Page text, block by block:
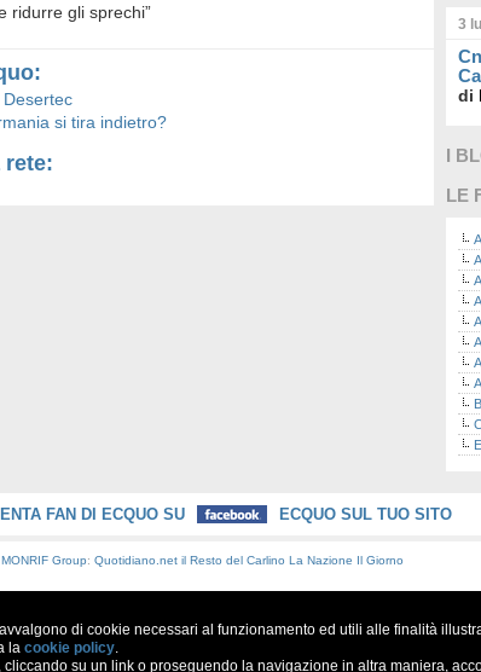
ridurre gli sprechi”
si tira indietro?
3
di
I
LE
FAN DI ECQUO SU ECQUO SUL TUO SITO
MONRIF Group: Quotidiano.net il Resto del Carlino La Nazione Il Giorno
di cookie necessari al funzionamento ed utili alle finalità
la cookie policy.
su un link o proseguendo la navigazione in altra maniera,